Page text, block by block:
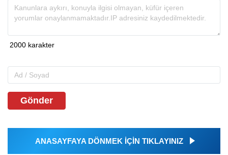
Gönder
ANASAYFAYA DÖNMEK İÇİN TIKLAYINIZ